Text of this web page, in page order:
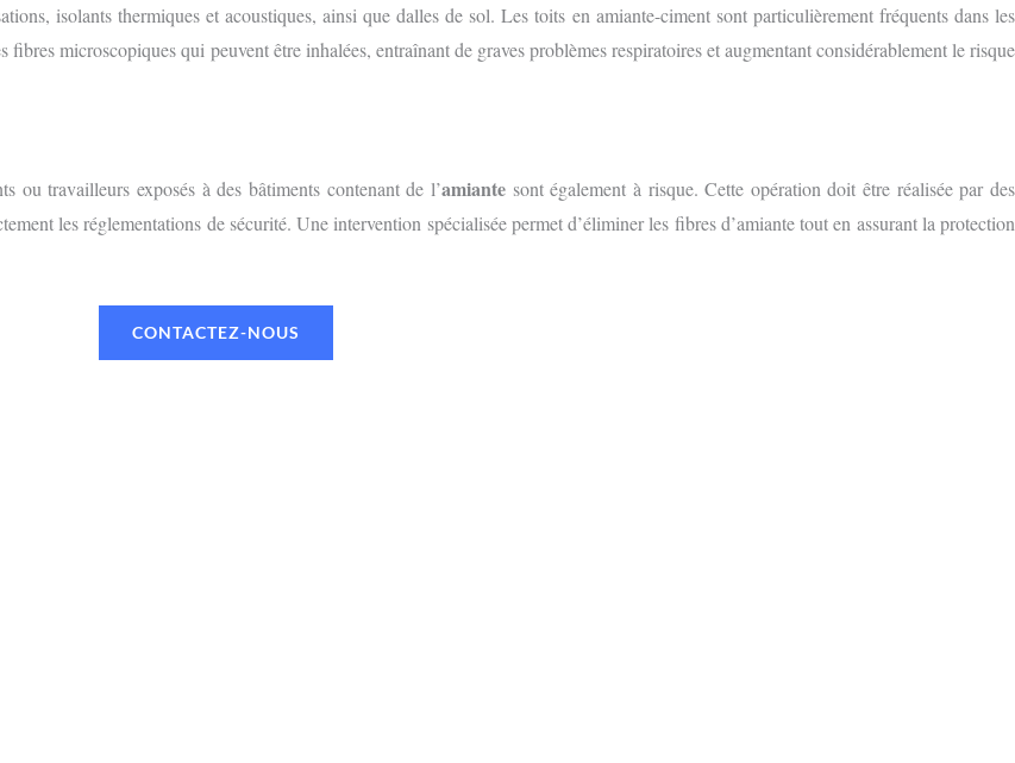
isolants thermiques et acoustiques, ainsi que dalles de sol. Les toits en amiante-ciment sont particulièrement fréquents dans les
microscopiques qui peuvent être inhalées, entraînant de graves problèmes respiratoires et augmentant considérablement le risque
ou travailleurs exposés à des bâtiments contenant de l’amiantesont également à risque. Cette opération doit être réalisée par des
les réglementations de sécurité. Une intervention spécialisée permet d’éliminer les fibres d’amiante tout en assurant la protection
CONTACTEZ-NOUS